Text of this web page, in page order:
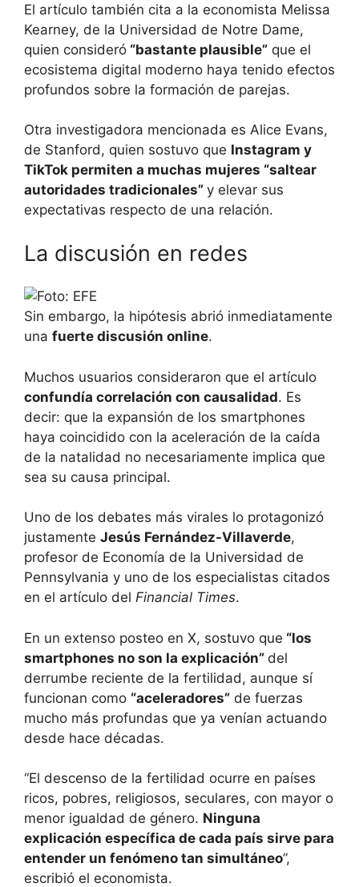
El artículo también cita a la economista Melissa
Kearney, de la Universidad de Notre Dame,
quien consideró “bastante plausible” que el
ecosistema digital moderno haya tenido efectos
profundos sobre la formación de parejas.
Otra investigadora mencionada es Alice Evans,
de Stanford, quien sostuvo que Instagram y
TikTok permiten a muchas mujeres “saltear
autoridades tradicionales” y elevar sus
expectativas respecto de una relación.
La discusión en redes
Sin embargo, la hipótesis abrió inmediatamente
una fuerte discusión online.
Muchos usuarios consideraron que el artículo
confundía correlación con causalidad. Es
decir: que la expansión de los smartphones
haya coincidido con la aceleración de la caída
de la natalidad no necesariamente implica que
sea su causa principal.
Uno de los debates más virales lo protagonizó
justamente Jesús Fernández-Villaverde,
profesor de Economía de la Universidad de
Pennsylvania y uno de los especialistas citados
en el artículo del Financial Times.
En un extenso posteo en X, sostuvo que “los
smartphones no son la explicación” del
derrumbe reciente de la fertilidad, aunque sí
funcionan como “aceleradores” de fuerzas
mucho más profundas que ya venían actuando
desde hace décadas.
“El descenso de la fertilidad ocurre en países
ricos, pobres, religiosos, seculares, con mayor o
menor igualdad de género. Ninguna
explicación específica de cada país sirve para
entender un fenómeno tan simultáneo”,
escribió el economista.